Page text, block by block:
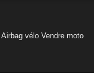
Airbag vélo Vendre moto